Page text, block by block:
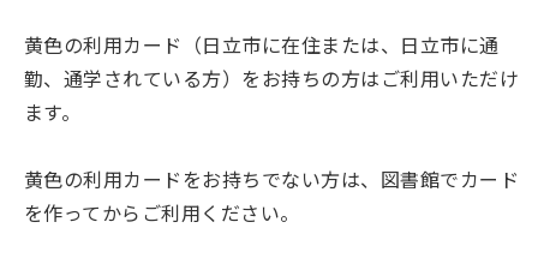
黄色の利用カード（日立市に在住または、日立市に通
勤、通学されている方）をお持ちの方はご利用いただけ
ます。
黄色の利用カードをお持ちでない方は、図書館でカード
を作ってからご利用ください。